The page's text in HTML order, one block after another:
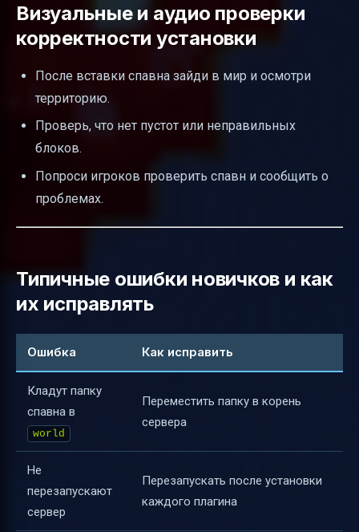
Визуальные и аудио проверки
корректности установки
После вставки спавна зайди в мир и осмотри
территорию.
Проверь, что нет пустот или неправильных
блоков.
Попроси игроков проверить спавн и сообщить о
проблемах.
Типичные ошибки новичков и как
их исправлять
Ошибка Как исправить
Кладут папку
спавна в
world
Переместить папку в корень
сервера
Не
перезапускают
сервер
Перезапускать после установки
каждого плагина